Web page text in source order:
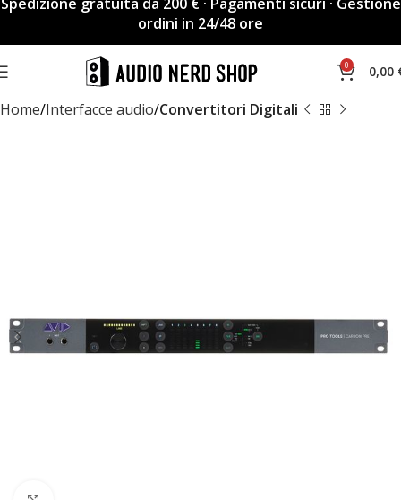
0 0,00
Home Interfacce audio Convertitori Digitali
ordini in 24/48 ore